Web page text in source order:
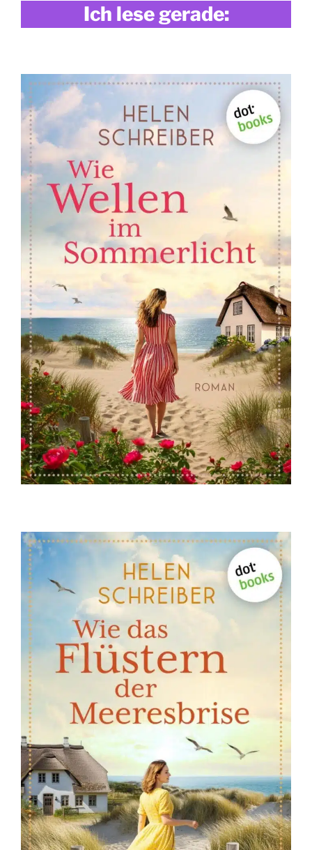
Ich lese gerade: